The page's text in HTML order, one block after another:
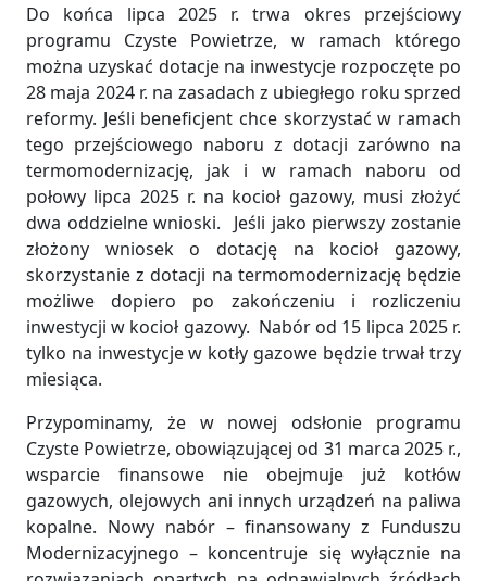
Do końca lipca 2025 r. trwa okres przejściowy
programu Czyste Powietrze, w ramach którego
można uzyskać dotacje na inwestycje rozpoczęte po
28 maja 2024 r. na zasadach z ubiegłego roku sprzed
reformy. Jeśli beneficjent chce skorzystać w ramach
tego przejściowego naboru z dotacji zarówno na
termomodernizację, jak i w ramach naboru od
połowy lipca 2025 r. na kocioł gazowy, musi złożyć
dwa oddzielne wnioski. Jeśli jako pierwszy zostanie
złożony wniosek o dotację na kocioł gazowy,
skorzystanie z dotacji na termomodernizację będzie
możliwe dopiero po zakończeniu i rozliczeniu
inwestycji w kocioł gazowy. Nabór od 15 lipca 2025 r.
tylko na inwestycje w kotły gazowe będzie trwał trzy
miesiąca.
Przypominamy, że w nowej odsłonie programu
Czyste Powietrze, obowiązującej od 31 marca 2025 r.,
wsparcie finansowe nie obejmuje już kotłów
gazowych, olejowych ani innych urządzeń na paliwa
kopalne. Nowy nabór – finansowany z Funduszu
Modernizacyjnego – koncentruje się wyłącznie na